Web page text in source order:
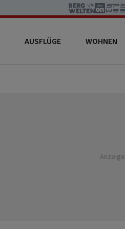
AUSFLÜGE WOHNEN
Anzeige